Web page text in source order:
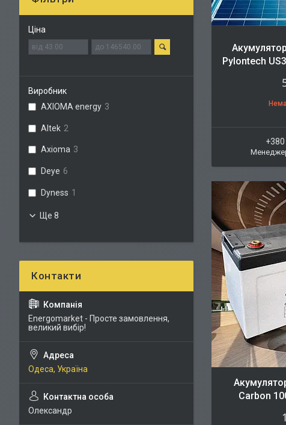
Pylontech
Carbon
Ціна
Виробник
AXIOMA energy 3
Altek 2
Axioma 3
Deye 6
Dyness 1
Ще 8
Energomarket - Просте замовлення,
великий вибір!
Одеса, Україна
Олександр